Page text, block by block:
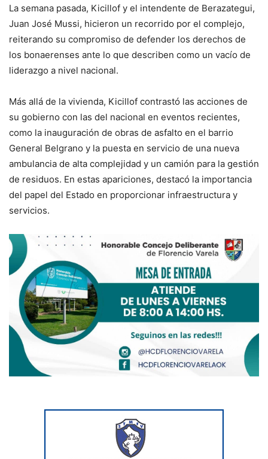
La semana pasada, Kicillof y el intendente de Berazategui,
Juan José Mussi, hicieron un recorrido por el complejo,
reiterando su compromiso de defender los derechos de
los bonaerenses ante lo que describen como un vacío de
liderazgo a nivel nacional.
Más allá de la vivienda, Kicillof contrastó las acciones de
su gobierno con las del nacional en eventos recientes,
como la inauguración de obras de asfalto en el barrio
General Belgrano y la puesta en servicio de una nueva
ambulancia de alta complejidad y un camión para la gestión
de residuos. En estas apariciones, destacó la importancia
del papel del Estado en proporcionar infraestructura y
servicios.